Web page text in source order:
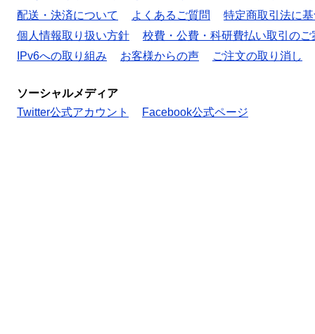
配送・決済について
よくあるご質問
特定商取引法に
個人情報取り扱い方針
校費・公費・科研費払い取引のご
IPv6への取り組み
お客様からの声 ご注文の取り消し
ソーシャルメディア
Twitter公式アカウント
Facebook公式ページ